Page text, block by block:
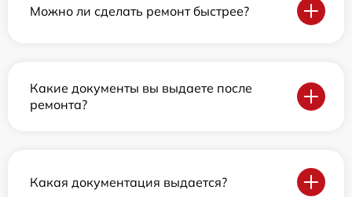
Можно ли сделать ремонт быстрее?
Какие документы вы выдаете после
ремонта?
Какая документация выдается?